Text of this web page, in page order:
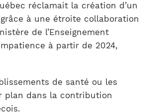
réclamait la création d’un
à une étroite collaboration
de l’Enseignement
à partir de 2024,
de santé ou les
plan dans la contribution